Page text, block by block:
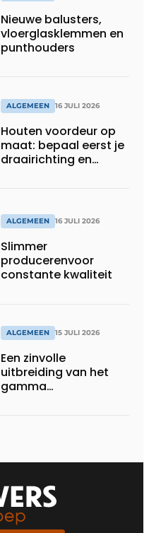
Nieuwe balusters,
vloerglasklemmen en
punthouders
ALGEMEEN 16 JULI 2026
Houten voordeur op
maat: bepaal eerst je
draairichting en
ALGEMEEN 16 JULI 2026
Slimmer
producerenvoor
constante kwaliteit
ALGEMEEN 15 JULI 2026
Een zinvolle
uitbreiding van het
gamma